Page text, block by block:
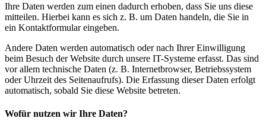
Ihre Daten werden zum einen dadurch erhoben, dass Sie uns diese
mitteilen. Hierbei kann es sich z. B. um Daten handeln, die Sie in
ein Kontaktformular eingeben.
Andere Daten werden automatisch oder nach Ihrer Einwilligung
beim Besuch der Website durch unsere IT-Systeme erfasst. Das sind
vor allem technische Daten (z. B. Internetbrowser, Betriebssystem
oder Uhrzeit des Seitenaufrufs). Die Erfassung dieser Daten erfolgt
automatisch, sobald Sie diese Website betreten.
Wofür nutzen wir Ihre Daten?